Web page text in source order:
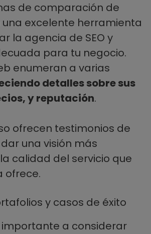
de comparación de
excelente herramienta
la agencia de SEO y
para tu negocio.
enumeran a varias
detalles sobre sus
y reputación.
ofrecen testimonios de
una visión más
calidad del servicio que
ofrece.
y casos de éxito
a considerar